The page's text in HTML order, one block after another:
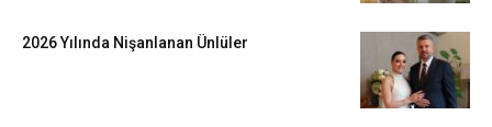
2026 Yılında Nişanlanan Ünlüler